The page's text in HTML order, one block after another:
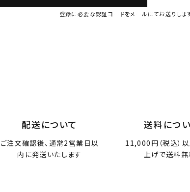
登録に必要な認証コードをメールにてお送りしま
配送について
ご注文確認後、通常2営業日以
内に発送いたします
送料につ
11,000円（税込）
上げで送料無